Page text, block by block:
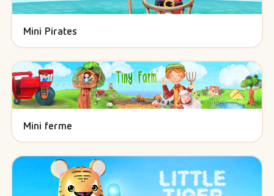
Mini Pirates
Mini ferme